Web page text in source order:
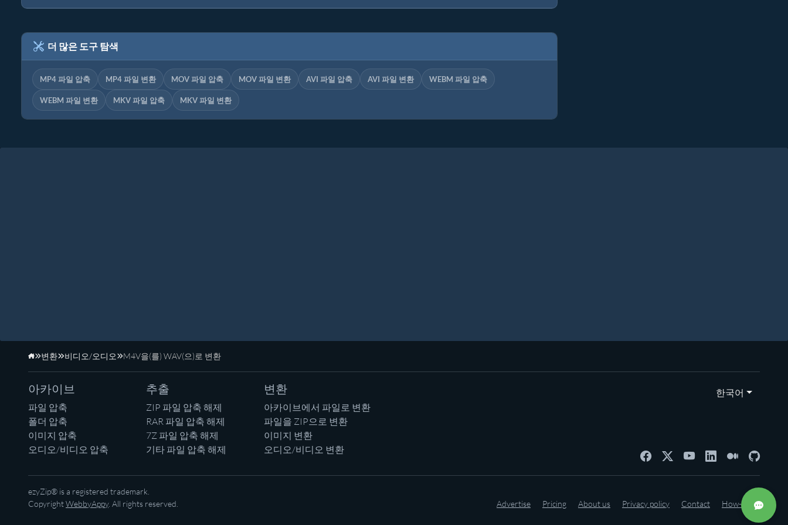
더 많은 도구 탐색
MP4 파일 압축 MP4 파일 변환 MOV 파일 압축 MOV 파일 변환 AVI 파일 압축 AVI 파일 변환 WEBM 파일 압축
WEBM 파일 변환 MKV 파일 압축 MKV 파일 변환
홈페이지
변환 비디오/오디오 M4V을(를) WAV(으)로 변환
아카이브
파일 압축
폴더 압축
이미지 압축
오디오/비디오 압축
추출
ZIP 파일 압축 해제
RAR 파일 압축 해제
7Z 파일 압축 해제
기타 파일 압축 해제
변환
아카이브에서 파일로 변환
파일을 ZIP으로 변환
이미지 변환
오디오/비디오 변환
한국어
ezyZip® is a registered trademark.
CopyrightWebbyAppy. All rights reserved. Advertise Pricing About us Privacy policy Contact How-to's